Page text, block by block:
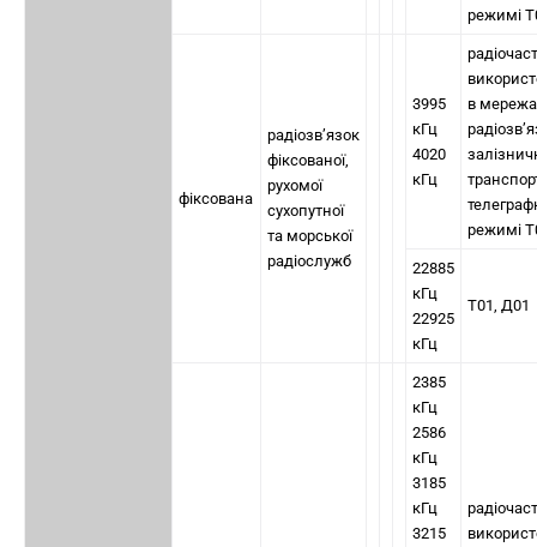
режимі
фіксована
радіозв’язок
фіксованої,
рухомої
сухопутної
та морської
радіослужб
3995
кГц
4020
кГц
в
режимі
22885
кГц
22925
кГц
Т01, Д01
2385
кГц
2586
кГц
3185
кГц
3215